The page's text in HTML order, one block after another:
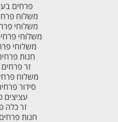
פרחים
משלוח
משלוחי
משלוחי
משלוחי
חנות
זר
משלוח
סידור
עציצים
זר כלה
חנות